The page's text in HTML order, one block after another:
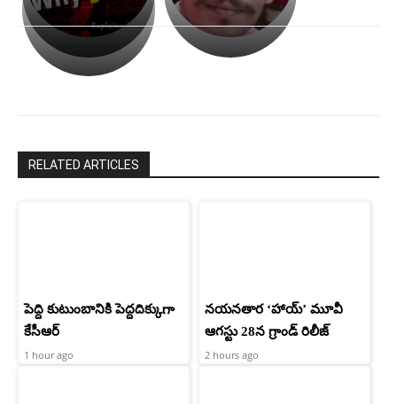
అసంపూర్ణం
స్టార్
హీరోయిన్‏గా
శ్రీనిధి
తీర్చుకున్న
ఉపాసన..
పాపం
రామ్
RELATED ARTICLES
పెద్ది కుటుంబానికి పెద్దదిక్కుగా
కేసీఆర్
1 hour ago
నయనతార ‘హాయ్’ మూవీ
ఆగస్టు 28న గ్రాండ్ రిలీజ్
2 hours ago